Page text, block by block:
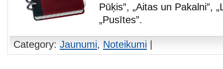
Pūķis”, „Aitas un Pakalni”,
„Pusītes”.
Category: Jaunumi, Noteikumi